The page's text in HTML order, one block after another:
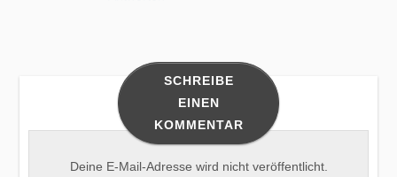
SCHREIBE
EINEN
KOMMENTAR
Deine E-Mail-Adresse wird nicht veröffentlicht.